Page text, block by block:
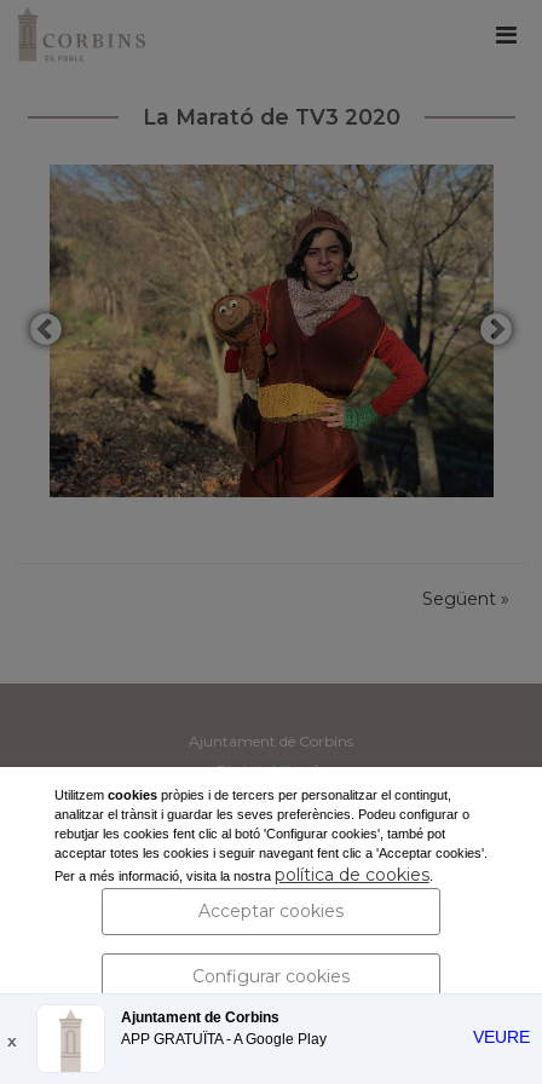
La Marató de TV3 2020
Següent »
Ajuntament de Corbins
Pl. de la Vila, s/n
25137 Corbins (Lleida)
Tel: 973 190 117 -secretaria@corbins.cat
Avís legal i política de privacitat
Utilitzem cookiespròpies i de tercers per personalitzar el contingut,
analitzar el trànsit i guardar les seves preferències. Podeu configurar o
rebutjar les cookies fent clic al botó 'Configurar cookies', també pot
acceptar totes les cookies i seguir navegant fent clic a 'Acceptar cookies'.
Per a més informació, visita la nostra política de cookies.
Acceptar cookies
Configurar cookies
Rebutjar cookies
x
Ajuntament de Corbins
APP GRATUÏTA - AGoogle Play VEURE